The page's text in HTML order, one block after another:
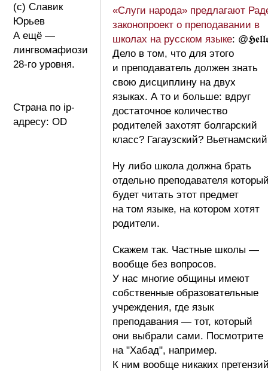
(с) Славик
Юрьев
А ещё —
лингвомафиози
28-го уровня.
Страна по ip-
адресу: OD
«Слуги народа» предлагают
законопроект о преподавании в
школах на русском языке:
Дело в том, что для этого
и преподаватель должен знать
свою дисциплину на двух
языках. А то и больше: вдруг
достаточное количество
родителей захотят болгарский
класс? Гагаузский?
Ну либо школа должна брать
отдельно преподавателя
будет читать этот предмет
на том языке, на котором хотят
родители.
Скажем так. Частные школы —
вообще без вопросов.
У нас многие общины имеют
собственные образовательные
учреждения, где язык
преподавания — тот, который
они выбрали сами. Посмотрите
на "Хабад", например.
К ним вообще никаких